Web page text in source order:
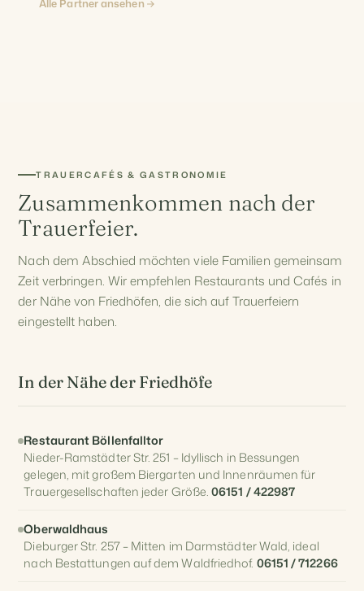
Alle Partner ansehen
TRAUERCAFÉS & GASTRONOMIE
Zusammenkommen nach der
Trauerfeier.
Nach dem Abschied möchten viele Familien gemeinsam
Zeit verbringen. Wir empfehlen Restaurants und Cafés in
der Nähe von Friedhöfen, die sich auf Trauerfeiern
eingestellt haben.
In der Nähe der Friedhöfe
Restaurant Böllenfalltor
Nieder-Ramstädter Str. 251 – Idyllisch in Bessungen
gelegen, mit großem Biergarten und Innenräumen für
Trauergesellschaften jeder Größe.06151 / 422987
Oberwaldhaus
Dieburger Str. 257 – Mitten im Darmstädter Wald, ideal
nach Bestattungen auf dem Waldfriedhof. 06151 / 712266